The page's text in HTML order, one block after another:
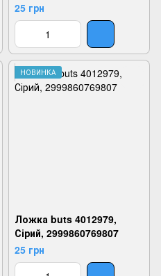
25 грн
НОВИНКА
Ложка buts 4012979,
Сірий, 2999860769807
25 грн